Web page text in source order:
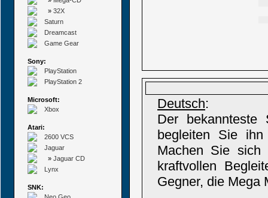
» 32X
Saturn
Dreamcast
Game Gear
Sony:
PlayStation
PlayStation 2
Microsoft:
Xbox
Atari:
2600 VCS
Jaguar
» Jaguar CD
Lynx
SNK:
Deutsch:
Der bekannteste
begleiten Sie
Machen Sie sich
kraftvollen
Gegner, die Mega